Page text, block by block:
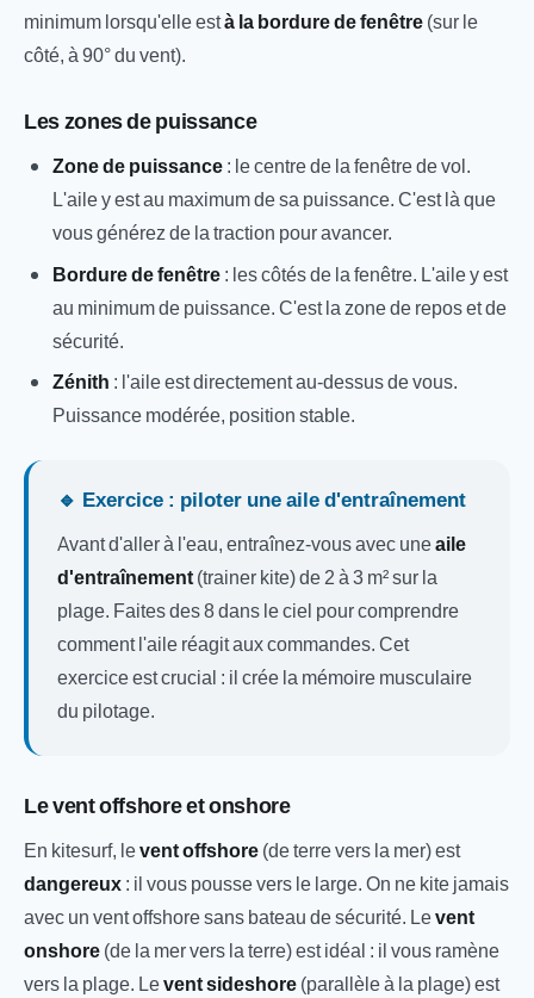
minimum lorsqu'elle està la bordure de fenêtre(sur le
côté, à 90° du vent).
Les zones de puissance
Zone de puissance: le centre de la fenêtre de vol.
L'aile y est au maximum de sa puissance. C'est là que
vous générez de la traction pour avancer.
Bordure de fenêtre: les côtés de la fenêtre. L'aile y est
au minimum de puissance. C'est la zone de repos et de
sécurité.
Zénith : l'aile est directement au-dessus de vous.
Puissance modérée, position stable.
🔹 Exercice : piloter une aile d'entraînement
Avant d'aller à l'eau, entraînez-vous avec uneaile
d'entraînement(trainer kite) de 2 à 3 m² sur la
plage. Faites des 8 dans le ciel pour comprendre
comment l'aile réagit aux commandes. Cet
exercice est crucial : il crée la mémoire musculaire
du pilotage.
Le vent offshore et onshore
En kitesurf, levent offshore(de terre vers la mer) est
dangereux: il vous pousse vers le large. On ne kite jamais
avec un vent offshore sans bateau de sécurité. Levent
onshore(de la mer vers la terre) est idéal : il vous ramène
vers la plage. Levent sideshore(parallèle à la plage) est